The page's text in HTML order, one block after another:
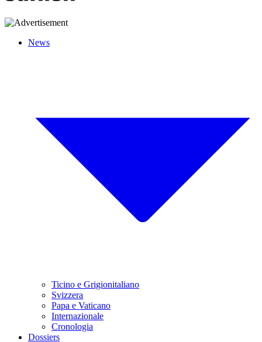
News
Ticino e Grigionitaliano
Svizzera
Papa e Vaticano
Internazionale
Cronologia
Dossiers